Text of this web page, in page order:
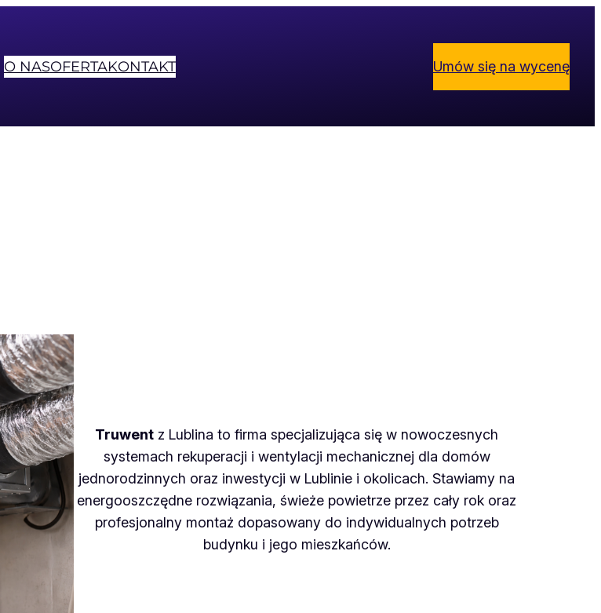
O NASOFERTAKONTAKT Umów się na wycenę
Truwent z Lublina to firma specjalizująca się w nowoczesnych
systemach rekuperacji i wentylacji mechanicznej dla domów
jednorodzinnych oraz inwestycji w Lublinie i okolicach. Stawiamy na
energooszczędne rozwiązania, świeże powietrze przez cały rok oraz
profesjonalny montaż dopasowany do indywidualnych potrzeb
budynku i jego mieszkańców.